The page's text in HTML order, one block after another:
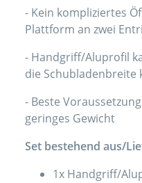
- Kein kompliziertes
Plattform an zwei
- Handgriff/Aluprofil
die Schubladenbreite
- Beste
geringes Gewicht
Set bestehend aus/
1x Handgriff/